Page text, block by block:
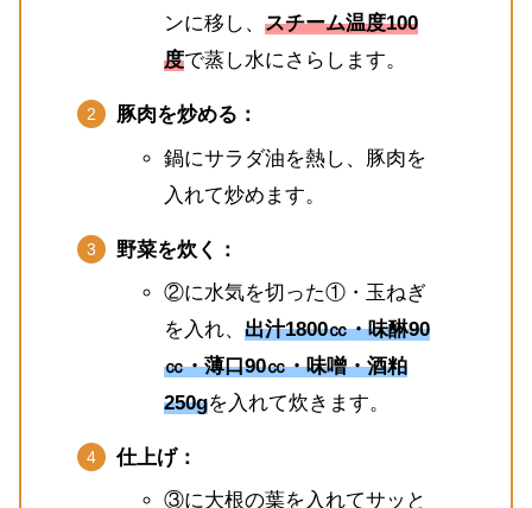
ンに移し、 スチーム温度100
度で蒸し水にさらします。
豚肉を炒める：
鍋にサラダ油を熱し、豚肉を
入れて炒めます。
野菜を炊く：
②に水気を切った①・玉ねぎ
を入れ、 出汁1800㏄・味醂90
㏄・薄口90㏄・味噌・酒粕
250gを入れて炊きます。
仕上げ：
③に大根の葉を入れてサッと